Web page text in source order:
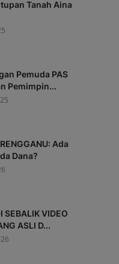
Tanah Aina
Pemuda PAS
Pemimpin...
Ada
Dana?
SEBALIK VIDEO
ASLI D...